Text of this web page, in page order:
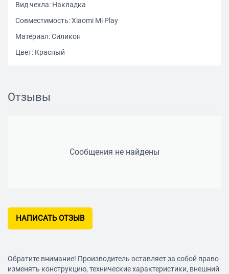
Вид чехла: Накладка
Совместимость: Xiaomi Mi Play
Материал: Силикон
Цвет: Красный
Отзывы
Сообщения не найдены
НАПИСАТЬ ОТЗЫВ
Обратите внимание! Производитель оставляет за собой право
изменять конструкцию, технические характеристики, внешний